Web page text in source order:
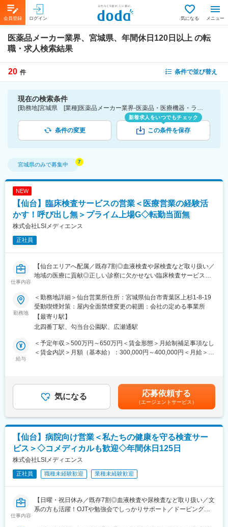
会員登録 ログイン 気になる メニュー
医薬品メーカー業界、宮城県、年間休日120日以上 の転
職・求人検索結果
20 件 条件で並び替え
現在の検索条件
[勤務地]宮城県 [業種]医薬品メーカー業界-医薬品・医療機器・ライフサイエンス・医療系サービス [こだわり条件ピックアップ]年間休日120日以上 [詳細条件](休日・働き方)年間休日120日以上
条件の変更
新着求人をいつでもチェック
この条件を保存
宮城県のみで募集中
NEW
【仙台】臨床検査サービスの営業＜医療営業の経験活
かす！呼び出し無＞プライム上場G◇転勤当面無
株式会社LSIメディエンス
正社員
仕事内容
【仙台エリアへ配属／既存7割◎血液検査や尿検査など取り扱い／
地域の医療に貢献◎正しい診察に欠かせない臨床検査サービスを
■職務内容：
医療機関へ訪問し、臨床検査（血液検査や尿検査など）受託サー
ビスの提案をお任せします。
＜当社の臨床検査受託サービスについて＞
医療機関が、正確で迅速な“診断”を行うための第一歩となるのが、
尿検査や血液検査、病理検査などの「臨床検査」です。「病院内
当社のサービスは、病気の予防や早期発見、治療に貢献しており
ます。
└既存7割、新規3割
※臨床検査に関する情報提供、顧客のニーズに合わせた検査方法や
検査項目の提案、アフターフォローなどを行います。
・受託した臨床検査の結果報告
・臨床検査受託サービスの契約
・検査用機器の準備、書類作成
■入社後のフォロー体制：
入社後はOJTでサポートします。その他、勉強会なども実施して
勤務地
＜勤務地詳細＞仙台営業所住所：宮城県仙台市青葉区上杉1-8-19
受動喫煙対策：屋内全面禁煙変更の範囲：会社の定める事業所
【最寄り駅】
北四番丁駅、勾当台公園駅、広瀬通駅
給与
＜予定年収＞500万円～650万円＜賃金形態＞月給制補足事項なし
＜賃金内訳＞月額（基本給）：300,000円～400,000円＜月給＞
あり、選考を通じて上下する可能性があります。月給(月額)は固定
手当を含めた表記です。
気になる 応募依頼する
（エージェントサービス）
【仙台】病院向け営業＜私たちの健康を守る検査サー
ビス＞◇コメディカルも歓迎◇年間休日125日
株式会社LSIメディエンス
正社員 職種未経験歓迎 業種未経験歓迎
仕事内容
【日曜・祝日休み／既存7割◎血液検査や尿検査など取り扱い／文
系の方も活躍！OJTや勉強会でしっかりサポート／ドーピング検